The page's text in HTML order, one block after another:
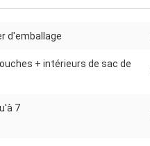
d'emballage
+ intérieurs de sac de
7